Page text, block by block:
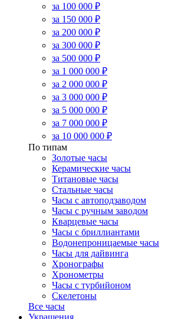
за 100 000 ₽
за 150 000 ₽
за 200 000 ₽
за 300 000 ₽
за 500 000 ₽
за 1 000 000 ₽
за 2 000 000 ₽
за 3 000 000 ₽
за 5 000 000 ₽
за 7 000 000 ₽
за 10 000 000 ₽
По типам
Золотые часы
Керамические часы
Титановые часы
Стальные часы
Часы с автоподзаводом
Часы с ручным заводом
Кварцевые часы
Часы с бриллиантами
Водонепроницаемые часы
Часы для дайвинга
Хронографы
Хронометры
Часы с турбийоном
Скелетоны
Все часы